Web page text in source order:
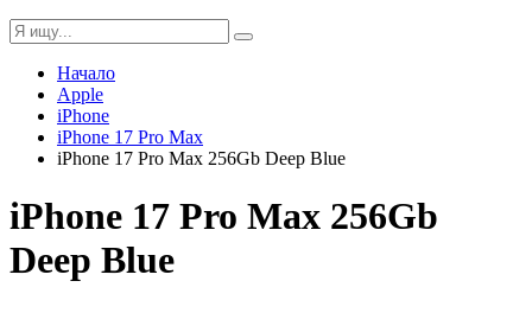
Начало
Apple
iPhone
iPhone 17 Pro Max
iPhone 17 Pro Max 256Gb Deep Blue
iPhone 17 Pro Max 256Gb
Deep Blue